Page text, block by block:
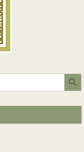
Search Button